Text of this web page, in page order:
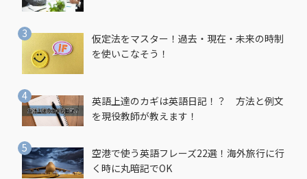
仮定法をマスター！過去・現在・未来の時制
を使いこなそう！
英語上達のカギは英語日記！？ 方法と例文
を現役教師が教えます！
空港で使う英語フレーズ22選！海外旅行に行
く時に丸暗記でOK